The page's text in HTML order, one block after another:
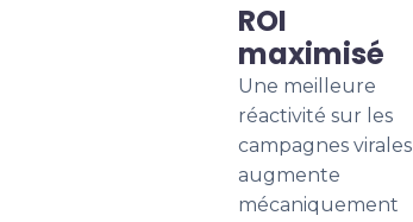
ROI
maximisé
Une meilleure
réactivité sur les
campagnes virales
augmente
mécaniquement